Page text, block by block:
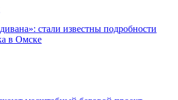
стали известны подробности
в Омске